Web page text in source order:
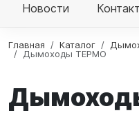
Новости
Главная Каталог
Дымоходы ТЕРМО